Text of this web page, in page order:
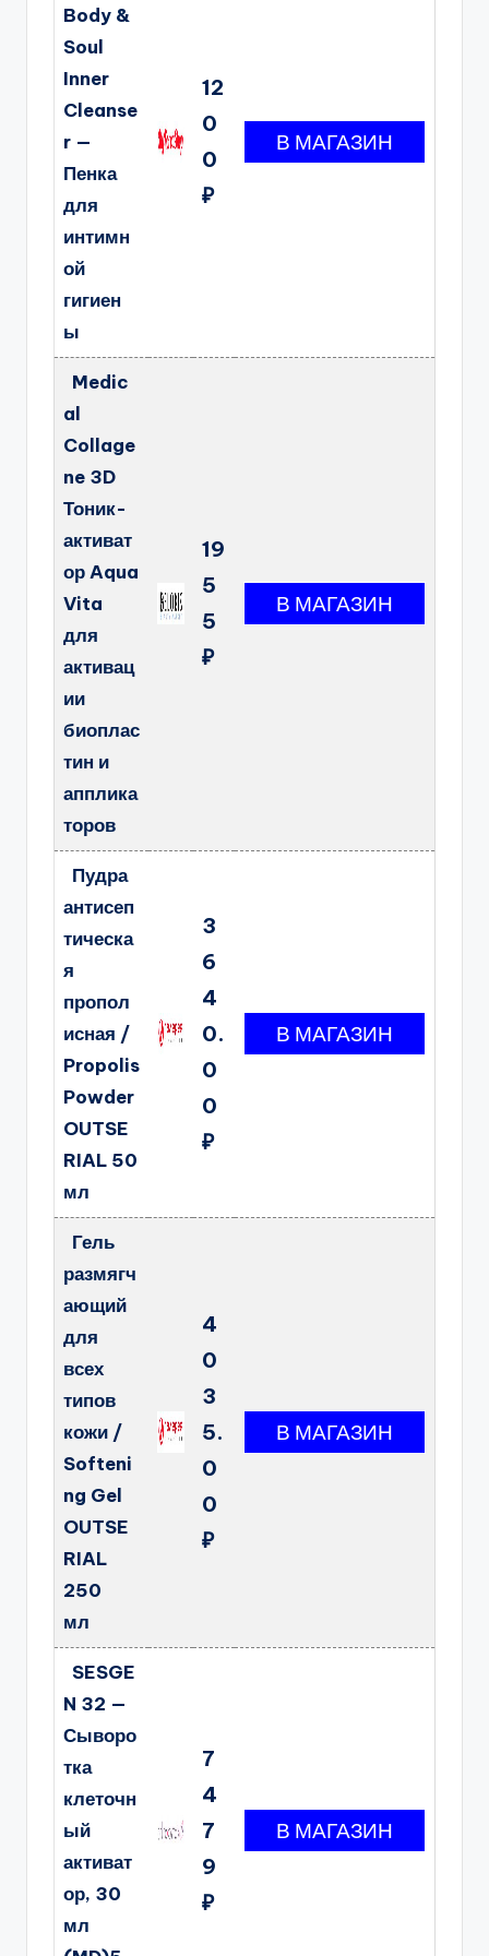
Body &
Soul
Inner
Cleanse
r —
Пенка
для
интимн
ой
гигиен
ы
12
0
0
₽
Medic
al
Collage
ne 3D
Тоник-
активат
ор Aqua
Vita
для
активац
ии
биоплас
тин и
апплика
торов
19
5
5
₽
Пудра
антисеп
тическа
я
пропол
исная /
Propolis
Powder
OUTSE
RIAL 50
мл
3
6
4
0.
0
0
₽
Гель
размягч
ающий
для
всех
типов
кожи /
Softeni
ng Gel
OUTSE
RIAL
250
мл
4
0
3
5.
0
0
₽
SESGE
N 32 —
Сыворо
тка
клеточн
ый
активат
ор, 30
мл
7
4
7
9
₽